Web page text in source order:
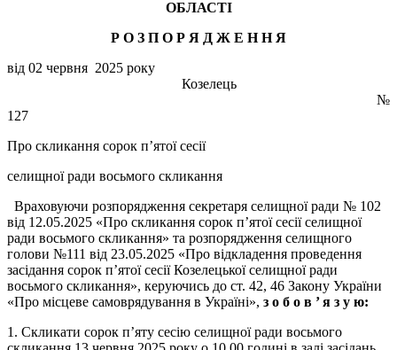
ОБЛАСТІ
Р О З П О Р Я Д Ж Е ННЯ
від 02 червня 2025 року
Козелець
№
127
Про скликання сорок п’ятої сесії
селищної ради восьмого скликання
Враховуючи розпорядження секретаря селищної ради № 102
від 12.05.2025 «Про скликання сорок п’ятої сесії селищної
ради восьмого скликання» та розпорядження селищного
голови №111 від 23.05.2025 «Про відкладення проведення
засідання сорок п’ятої сесії Козелецької селищної ради
восьмого скликання», керуючись до ст. 42, 46 Закону України
«Про місцеве самоврядування в Україні», з о б о в ’я з у ю:
1. Скликати сорок п’яту сесію селищної ради восьмого